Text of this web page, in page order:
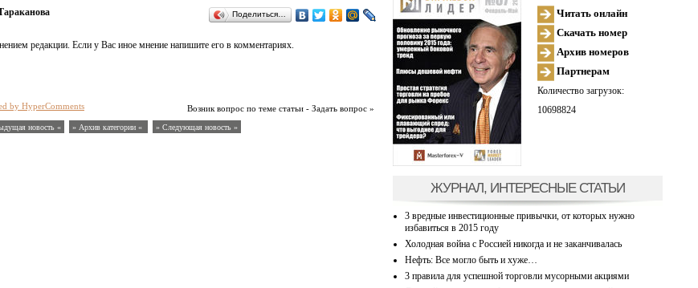
Поделиться…
редакции. Если у Вас иное мнение напишите его в комментариях.
Возник вопрос по теме статьи - Задать вопрос »
by HyperComments
новость « » Архив категории « » Следующая новость »
Читать онлайн
Скачать номер
Архив номеров
Партнерам
Количество загрузок:
10698824
ЖУРНАЛ, ИНТЕРЕСНЫЕ СТАТЬИ
3 вредные инвестиционные привычки, от которых нужно
избавиться в 2015 году
Холодная война с Россией никогда и не заканчивалась
Нефть: Все могло быть и хуже…
3 правила для успешной торговли мусорными акциями